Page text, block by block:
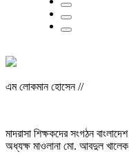
এম লোকমান হোসেন //
মাদরাসা শিক্ষকদের সংগঠন
অধ্যক্ষ মাওলানা মো. আবদুল